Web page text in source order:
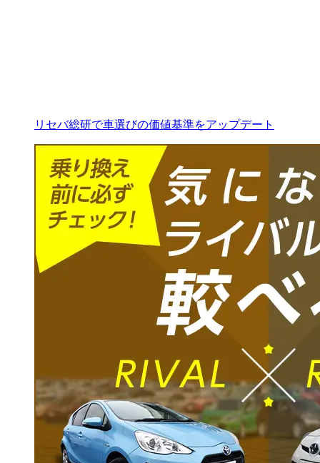
リセバ総研で車選びの価値基準をアップデート